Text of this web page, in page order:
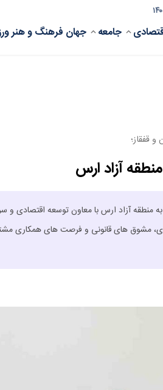
جامعه جهان فرهنگ و هنر
قفقاز؛
آزاد ارس
آزاد ارس با معاون توسعه اقتصادی و
مشوق ‌های قانونی و فرصت‌ های همکاری